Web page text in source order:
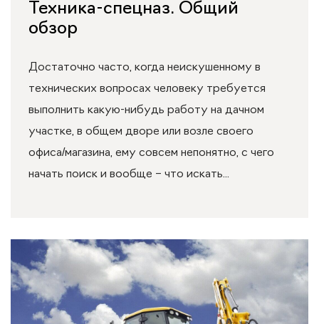
Техника-спецназ. Общий
обзор
Достаточно часто, когда неискушенному в
технических вопросах человеку требуется
выполнить какую-нибудь работу на дачном
участке, в общем дворе или возле своего
офиса/магазина, ему совсем непонятно, с чего
начать поиск и вообще – что искать...